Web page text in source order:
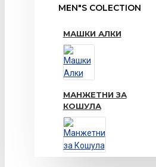
MEN"S COLECTION
МАШКИ АЛКИ
МАНЖЕТНИ ЗА
КОШУЛА